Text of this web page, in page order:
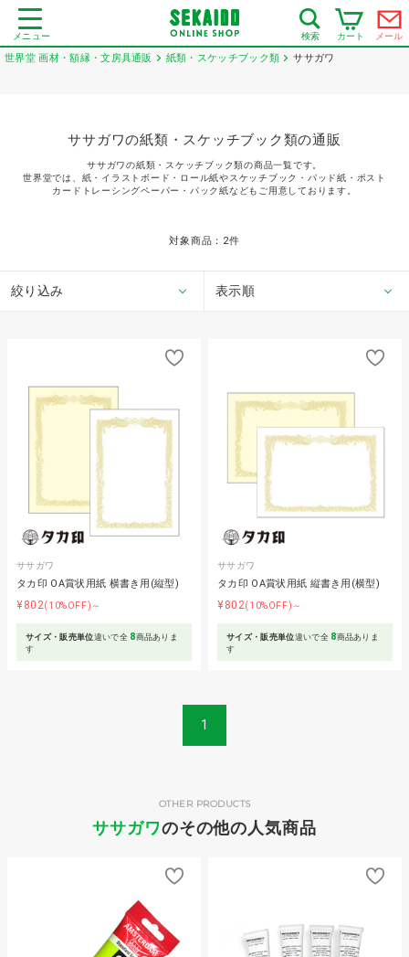
メニュー 検索 カート メール
世界堂 画材・額縁・文房具通販 紙類・スケッチブック類 ササガワ
ササガワの紙類・スケッチブック類の通販
ササガワの紙類・スケッチブック類の商品一覧です。
世界堂では、紙・イラストボード・ロール紙やスケッチブック・パッド紙・ポスト
カードトレーシングペーパー・パック紙などもご用意しております。
対象商品： 2件
絞り込み 表示順
ササガワ
タカ印 OA賞状用紙 横書き用(縦型)
¥802(10%OFF)～
サイズ・販売単位違いで全 8商品ありま
す
ササガワ
タカ印 OA賞状用紙 縦書き用(横型)
¥802(10%OFF)～
サイズ・販売単位違いで全 8商品ありま
す
1
ササガワのその他の人気商品
OTHER PRODUCTS